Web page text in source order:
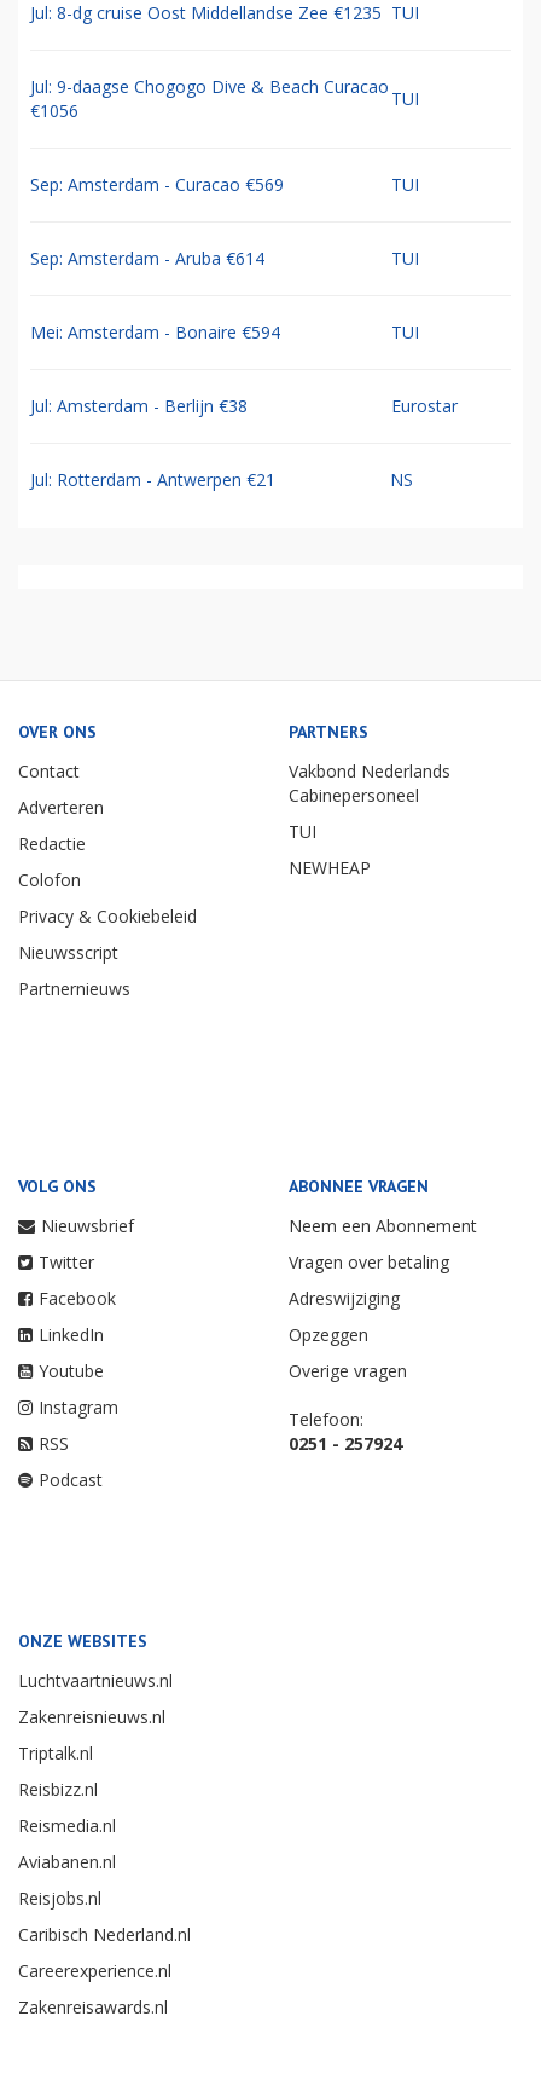
Jul: 8-dg cruise Oost Middellandse Zee €1235 TUI
Jul: 9-daagse Chogogo Dive & Beach Curacao
€1056
TUI
Sep: Amsterdam - Curacao €569 TUI
Sep: Amsterdam - Aruba €614 TUI
Mei: Amsterdam - Bonaire €594 TUI
Jul: Amsterdam - Berlijn €38 Eurostar
Jul: Rotterdam - Antwerpen €21 NS
OVER ONS
Contact
Adverteren
Redactie
Colofon
Privacy & Cookiebeleid
Nieuwsscript
Partnernieuws
PARTNERS
Vakbond Nederlands
Cabinepersoneel
TUI
NEWHEAP
VOLG ONS
Nieuwsbrief
Twitter
Facebook
LinkedIn
Youtube
Instagram
RSS
Podcast
ABONNEE VRAGEN
Neem een Abonnement
Vragen over betaling
Adreswijziging
Opzeggen
Overige vragen
Telefoon:
0251 - 257924
ONZE WEBSITES
Luchtvaartnieuws.nl
Zakenreisnieuws.nl
Triptalk.nl
Reisbizz.nl
Reismedia.nl
Aviabanen.nl
Reisjobs.nl
Caribisch Nederland.nl
Careerexperience.nl
Zakenreisawards.nl